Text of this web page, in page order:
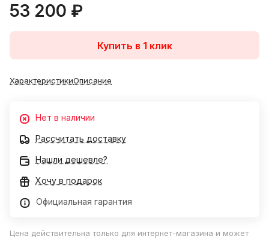
53 200 ₽
Купить в 1 клик
ХарактеристикиОписание
Нет в наличии
Рассчитать доставку
Нашли дешевле?
Хочу в подарок
Официальная гарантия
Цена действительна только для интернет-магазина и может